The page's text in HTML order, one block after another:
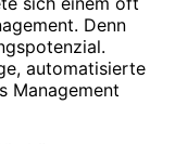
Denn
automatisierte
Management